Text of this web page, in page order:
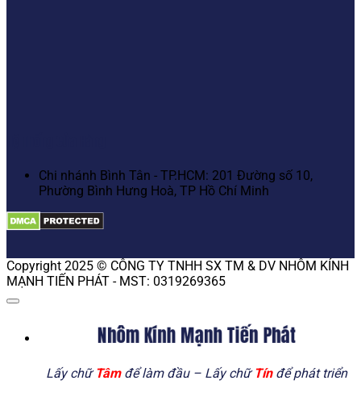
Chi nhánh Bình Tân - TP.HCM: 201 Đường số 10,
Phường Bình Hưng Hoà, TP Hồ Chí Minh
Copyright 2025 © CÔNG TY TNHH SX TM & DV NHÔM KÍNH
MẠNH TIẾN PHÁT - MST: 0319269365
Nhôm Kính Mạnh Tiến Phát
Lấy chữTâmđể làm đầu – Lấy chữTínđể phát triển